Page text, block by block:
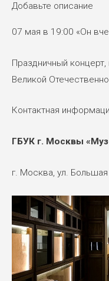
Добавьте описание
07 мая в 19:00 «Он
Праздничный
Великой
Контактная
ГБУК г. Москвы
г. Москва, ул.